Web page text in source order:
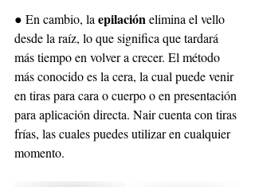
● En cambio, la epilación elimina el vello
desde la raíz, lo que significa que tardará
más tiempo en volver a crecer. El método
más conocido es la cera, la cual puede venir
en tiras para cara o cuerpo o en presentación
para aplicación directa. Nair cuenta con tiras
frías, las cuales puedes utilizar en cualquier
momento.